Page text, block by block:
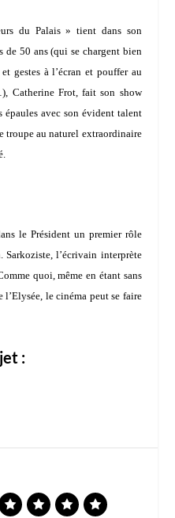
du Palais » tient dans son
de 50 ans (qui se chargent bien
gestes à l’écran et pouffer au
Catherine Frot, fait son show
avec son évident talent
troupe au naturel extraordinaire
le Président un premier rôle
Sarkoziste, l’écrivain interprète
quoi, même en étant sans
le cinéma peut se faire
: